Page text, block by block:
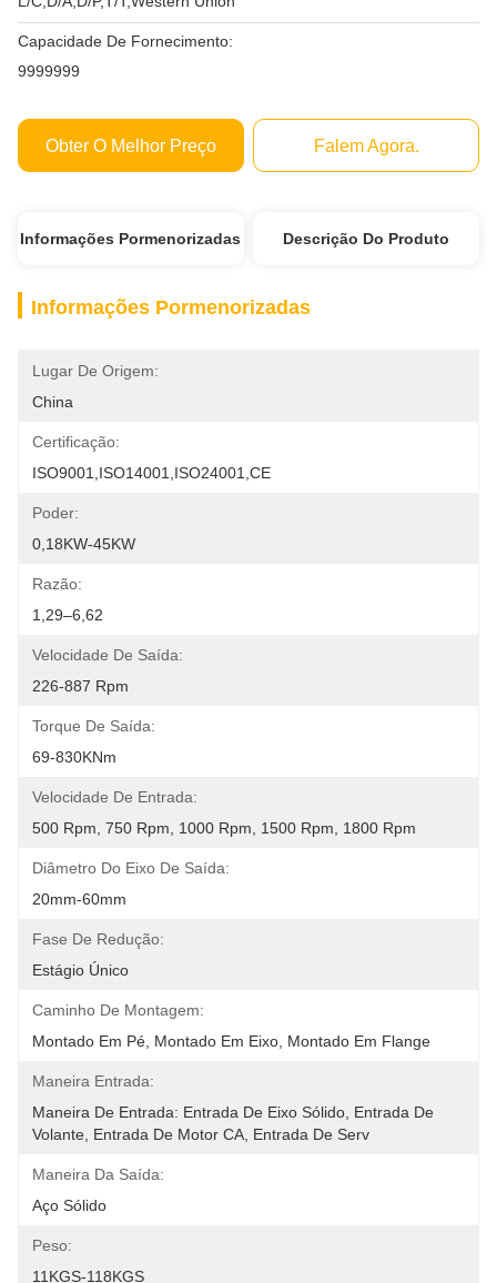
Capacidade De Fornecimento:
9999999
Obter O Melhor Preço Falem Agora.
Informações Pormenorizadas Descrição Do Produto
Informações Pormenorizadas
Lugar De Origem:
China
Certificação:
ISO9001,ISO14001,ISO24001,CE
Poder:
0,18KW-45KW
Razão:
1,29–6,62
Velocidade De Saída:
226-887 Rpm
Torque De Saída:
69-830KNm
Velocidade De Entrada:
500 Rpm, 750 Rpm, 1000 Rpm, 1500 Rpm, 1800 Rpm
Diâmetro Do Eixo De Saída:
20mm-60mm
Fase De Redução:
Estágio Único
Caminho De Montagem:
Montado Em Pé, Montado Em Eixo, Montado Em Flange
Maneira Entrada:
Maneira De Entrada: Entrada De Eixo Sólido, Entrada De
Volante, Entrada De Motor CA, Entrada De Serv
Maneira Da Saída:
Aço Sólido
Peso:
11KGS-118KGS